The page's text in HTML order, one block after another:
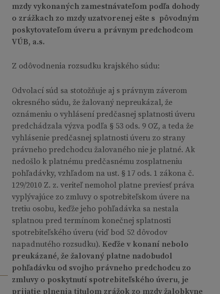
mzdy vykonaných zamestnávateľom podľa dohody
o zrážkach zo mzdy uzatvorenej ešte s pôvodným
poskytovateľom úveru a právnym predchodcom
VÚB, a.s.
Z odôvodnenia rozsudku krajského súdu:
Odvolací súd sa stotožňuje aj s právnym záverom
okresného súdu, že žalovaný nepreukázal, že
oznámeniu o vyhlásení predčasnej splatnosti úveru
predchádzala výzva podľa § 53 ods. 9 OZ, a teda že
vyhlásenie predčasnej splatnosti úveru zo strany
právneho predchodcu žalovaného nie je platné. Ak
nedošlo k platnému predčasnému zosplatneniu
pohľadávky, vzhľadom na ust. § 17 ods. 1 zákona č.
129/2010 Z. z. veriteľ nemohol platne previesť práva
vyplývajúce zo zmluvy o spotrebiteľskom úvere na
tretiu osobu, keďže jeho pohľadávka sa nestala
splatnou pred termínom konečnej splatnosti
spotrebiteľského úveru (viď bod 52 dôvodov
napadnutého rozsudku). Keďže v konaní nebolo
preukázané, že žalovaný platne nadobudol
pohľadávku od svojho právneho predchodcu zo
zmluvy o poskytnutí spotrebiteľského úveru, je
prijatie plnenia titulom zrážok zo mzdy žalobkyne